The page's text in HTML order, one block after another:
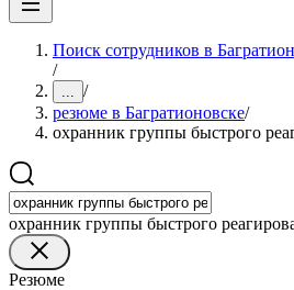
Поиск сотрудников в
/
... /
резюме в Багратионовске/
охранник группы быстрого
охранник группы быстрого
Резюме